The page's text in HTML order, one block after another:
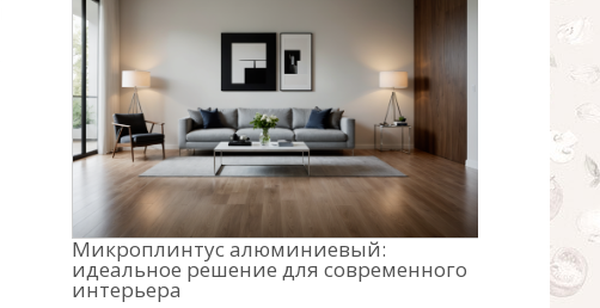
Микроплинтус алюминиевый:
идеальное решение для современного
интерьера